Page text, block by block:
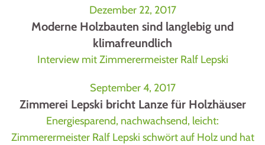
Dezember 22, 2017
Moderne Holzbauten sind langlebig und
klimafreundlich
Interview mit Zimmerermeister Ralf Lepski
September 4, 2017
Zimmerei Lepski bricht Lanze für Holzhäuser
Energiesparend, nachwachsend, leicht:
Zimmerermeister Ralf Lepski schwört auf Holz und hat